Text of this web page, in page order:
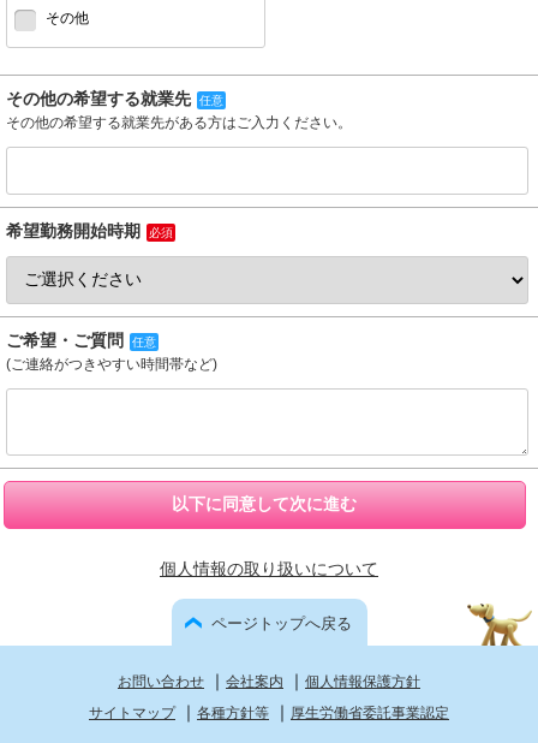
その他
その他の希望する就業先 任意
その他の希望する就業先がある方はご入力ください。
希望勤務開始時期 必須
ご希望・ご質問 任意
(ご連絡がつきやすい時間帯など)
以下に同意して次に進む
個人情報の取り扱いについて
ページトップへ戻る
お問い合わせ ｜ 会社案内 ｜ 個人情報保護方針
サイトマップ
｜ 各種方針等 ｜ 厚生労働省委託事業認定